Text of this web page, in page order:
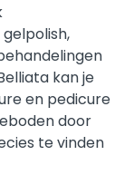
kan je
en pedicure
door
te vinden